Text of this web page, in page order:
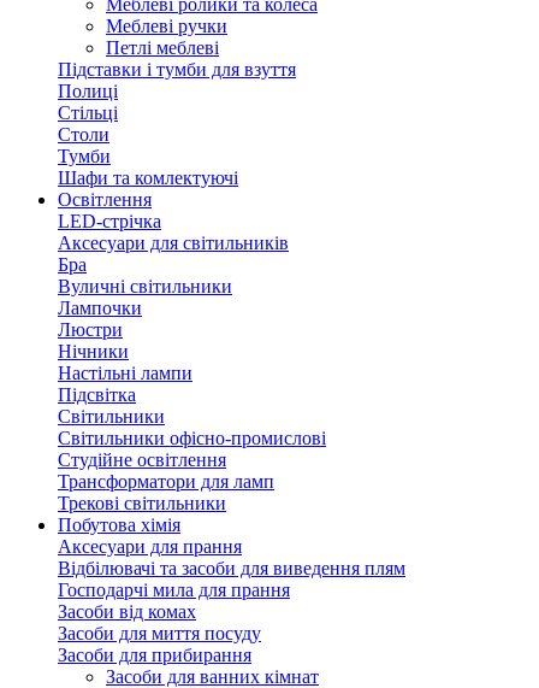
Меблеві ролики та колеса
Меблеві ручки
Петлі меблеві
Підставки і тумби для взуття
Полиці
Стільці
Столи
Тумби
Шафи та комлектуючі
Освітлення
LED-стрічка
Аксесуари для світильників
Бра
Вуличні світильники
Лампочки
Люстри
Нічники
Настільні лампи
Підсвітка
Світильники
Світильники офісно-промислові
Студійне освітлення
Трансформатори для ламп
Трекові світильники
Побутова хімія
Аксесуари для прання
Відбілювачі та засоби для виведення плям
Господарчі мила для прання
Засоби від комах
Засоби для миття посуду
Засоби для прибирання
Засоби для ванних кімнат